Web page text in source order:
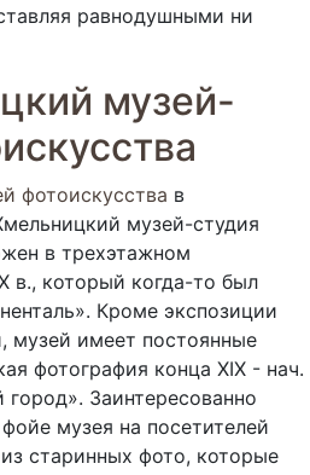
равнодушными ни
музей-
фотоискусства в
музей-студия
в трехэтажном
в., который когда-то был
Кроме экспозиции
музей имеет постоянные
фотография конца XIX - нач.
Заинтересованно
музея на посетителей
старинных фото, которые